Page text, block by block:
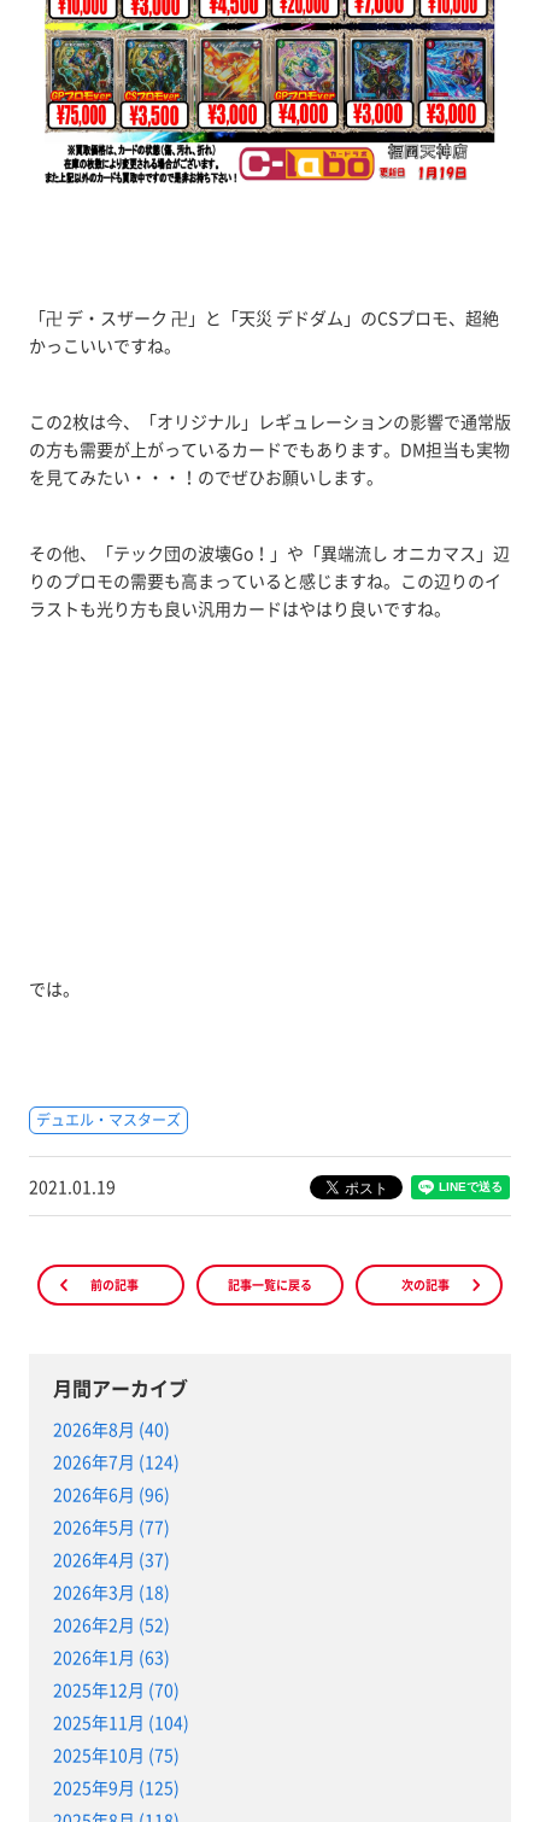
「卍 デ・スザーク 卍」と「天災 デドダム」のCSプロモ、超絶
かっこいいですね。
この2枚は今、「オリジナル」レギュレーションの影響で通常版
の方も需要が上がっているカードでもあります。DM担当も実物
を見てみたい・・・！のでぜひお願いします。
その他、「テック団の波壊Go！」や「異端流し オニカマス」辺
りのプロモの需要も高まっていると感じますね。この辺りのイ
ラストも光り方も良い汎用カードはやはり良いですね。
では。
デュエル・マスターズ
2021.01.19
前の記事 記事一覧に戻る 次の記事
月間アーカイブ
2026年8月 (40)
2026年7月 (124)
2026年6月 (96)
2026年5月 (77)
2026年4月 (37)
2026年3月 (18)
2026年2月 (52)
2026年1月 (63)
2025年12月 (70)
2025年11月 (104)
2025年10月 (75)
2025年9月 (125)